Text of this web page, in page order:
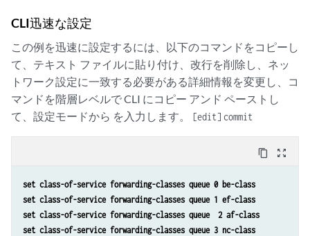
CLI迅速な設定
この例を迅速に設定するには、以下のコマンドをコピーし
て、テキスト ファイルに貼り付け、改行を削除し、ネッ
トワーク設定に一致する必要がある詳細情報を変更し、コ
マンドを階層レベルで CLI にコピー アンド ペーストし
て、設定モードから を入力します。
[edit] commit
content_copy zoom_out_map
set class-of-service forwarding-classes queue 0 be-class
set class-of-service forwarding-classes queue 1 ef-class
set class-of-service forwarding-classes queue  2 af-class
set class-of-service forwarding-classes queue 3 nc-class